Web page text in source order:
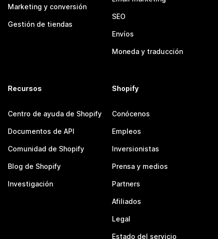
Marketing y conversión
Gestión de tiendas
SEO
Envíos
Moneda y traducción
Recursos
Centro de ayuda de Shopify
Documentos de API
Comunidad de Shopify
Blog de Shopify
Investigación
Shopify
Conócenos
Empleos
Inversionistas
Prensa y medios
Partners
Afiliados
Legal
Estado del servicio